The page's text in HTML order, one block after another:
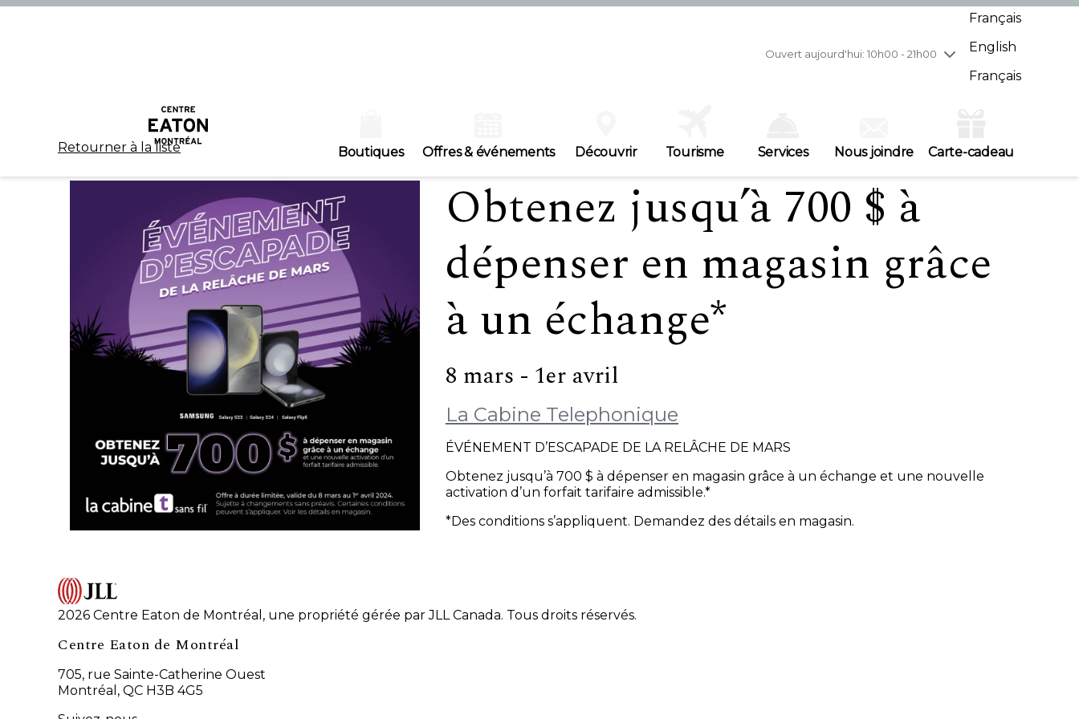
Ouvert aujourd'hui: 10h00 - 21h00
mercredi8/5
10h00 - 21h00
vendredi8/7
10h00 - 21h00
Français
English
Français
Boutiques Offres & événements Découvrir Tourisme Services Nous joindre Carte-cadeau
Retourner à la liste
Obtenez jusqu’à 700 $ à
dépenser en magasin grâce
à un échange*
8 mars - 1er avril
La Cabine Telephonique
ÉVÉNEMENT D’ESCAPADE DE LA RELÂCHE DE MARS
Obtenez jusqu’à 700 $ à dépenser en magasin grâce à un échange et une nouvelle
activation d’un forfait tarifaire admissible.*
*Des conditions s’appliquent. Demandez des détails en magasin.
2026 Centre Eaton de Montréal, une propriété gérée par JLL Canada. Tous droits réservés.
Centre Eaton de Montréal
705, rue Sainte-Catherine Ouest
Montréal, QC H3B 4G5